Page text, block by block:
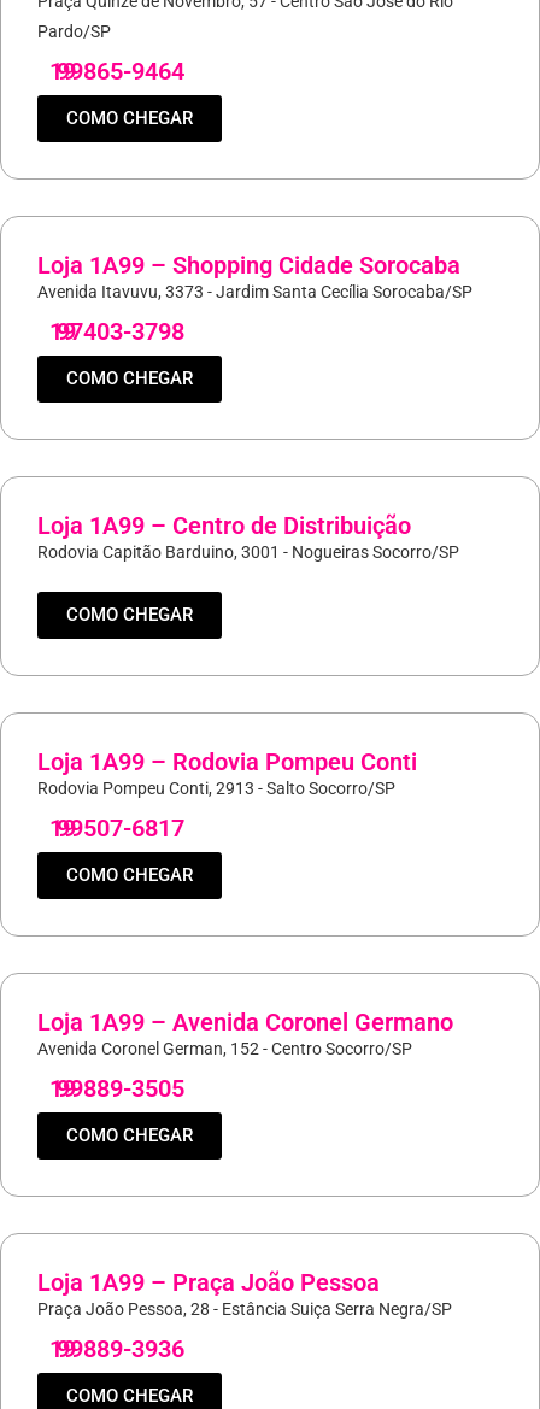
Pardo/SP
19
99865-9464
COMO CHEGAR
Loja 1A99 – Shopping Cidade Sorocaba
Avenida Itavuvu, 3373 - Jardim Santa Cecília Sorocaba/SP
19
97403-3798
COMO CHEGAR
Loja 1A99 – Centro de Distribuição
Rodovia Capitão Barduino, 3001 - Nogueiras Socorro/SP
COMO CHEGAR
Loja 1A99 – Rodovia Pompeu Conti
Rodovia Pompeu Conti, 2913 - Salto Socorro/SP
19
99507-6817
COMO CHEGAR
Loja 1A99 – Avenida Coronel Germano
Avenida Coronel German, 152 - Centro Socorro/SP
19
99889-3505
COMO CHEGAR
Loja 1A99 – Praça João Pessoa
Praça João Pessoa, 28 - Estância Suiça Serra Negra/SP
19
99889-3936
COMO CHEGAR